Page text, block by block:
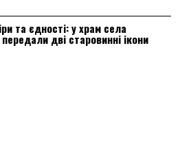
та єдності: у храм села
дві старовинні ікони